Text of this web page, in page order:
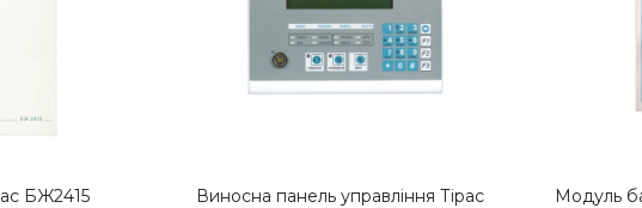
Модуль бар'єрного іскрозахисту
Модуль бар'єрного іскрозахисту